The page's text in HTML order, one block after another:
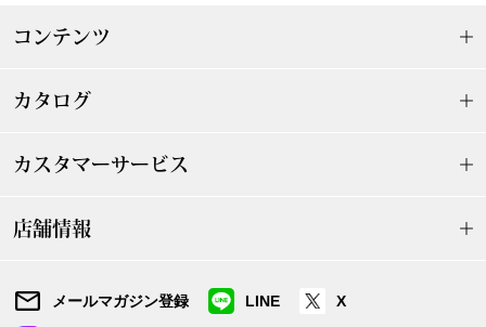
ショート･クロ
コンテンツ
カタログ
カスタマーサービス
店舗情報
メールマガジン登録 LINE X